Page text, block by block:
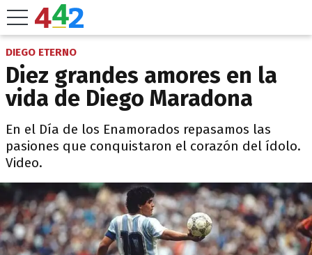
DIEGO ETERNO
Diez grandes amores en la
vida de Diego Maradona
En el Día de los Enamorados repasamos las
pasiones que conquistaron el corazón del ídolo.
Video.